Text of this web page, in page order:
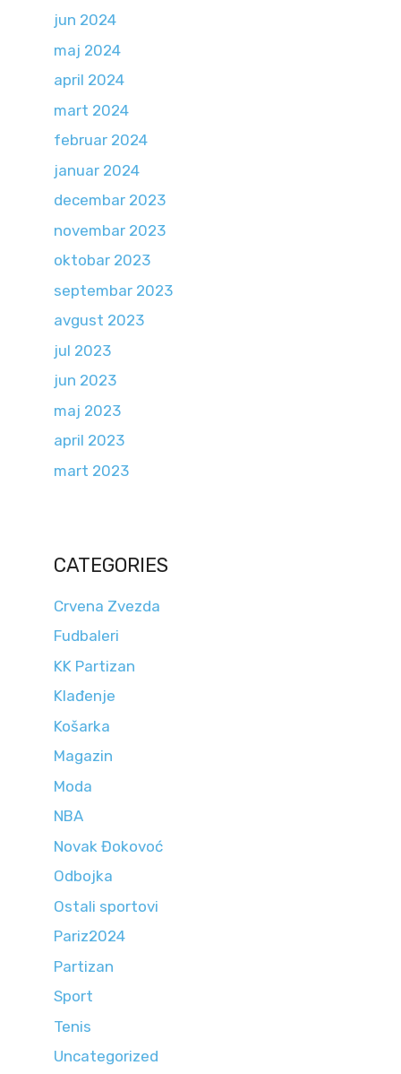
jun 2024
maj 2024
april 2024
mart 2024
februar 2024
januar 2024
decembar 2023
novembar 2023
oktobar 2023
septembar 2023
avgust 2023
jul 2023
jun 2023
maj 2023
april 2023
mart 2023
CATEGORIES
Crvena Zvezda
Fudbaleri
KK Partizan
Klađenje
Košarka
Magazin
Moda
NBA
Novak Đokovoć
Odbojka
Ostali sportovi
Pariz2024
Partizan
Sport
Tenis
Uncategorized